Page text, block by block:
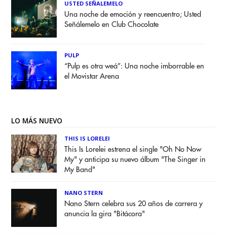
USTED SEÑALEMELO
Una noche de emoción y reencuentro; Usted
Señálemelo en Club Chocolate
PULP
“Pulp es otra weá”: Una noche imborrable en
el Movistar Arena
LO MÁS NUEVO
THIS IS LORELEI
This Is Lorelei estrena el single "Oh No Now
My" y anticipa su nuevo álbum "The Singer in
My Band"
NANO STERN
Nano Stern celebra sus 20 años de carrera y
anuncia la gira "Bitácora"